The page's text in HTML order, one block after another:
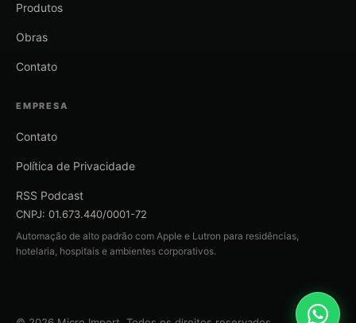
Produtos
Obras
Contato
EMPRESA
Contato
Política de Privacidade
RSS Podcast
CNPJ: 01.673.440/0001-72
Automação de alto padrão com Apple e Lutron para residências,
hotelaria, hospitais e ambientes corporativos.